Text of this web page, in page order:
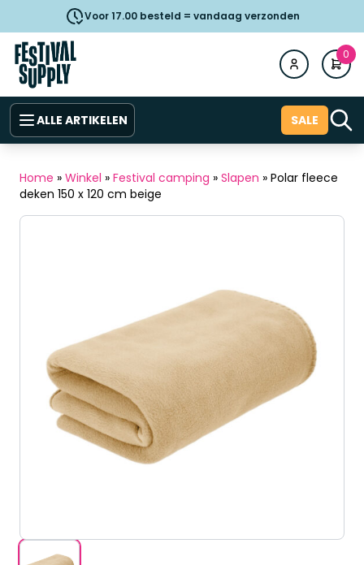
Voor 17.00 besteld = vandaag verzonden
0
ALLE ARTIKELEN SALE
Home » Winkel » Festival camping » Slapen » Polar fleece
deken 150 x 120 cm beige